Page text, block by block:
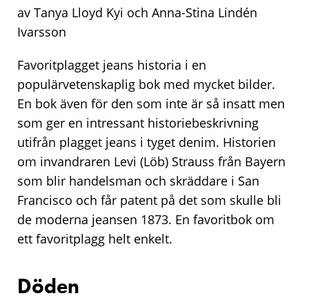
av Tanya Lloyd Kyi och Anna-Stina Lindén
Ivarsson
Favoritplagget jeans historia i en
populärvetenskaplig bok med mycket bilder.
En bok även för den som inte är så insatt men
som ger en intressant historiebeskrivning
utifrån plagget jeans i tyget denim. Historien
om invandraren Levi (Löb) Strauss från Bayern
som blir handelsman och skräddare i San
Francisco och får patent på det som skulle bli
de moderna jeansen 1873. En favoritbok om
ett favoritplagg helt enkelt.
Döden